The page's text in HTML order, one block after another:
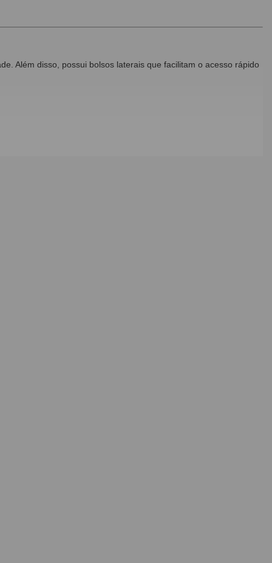
Além disso, possui bolsos laterais que facilitam o acesso rápido